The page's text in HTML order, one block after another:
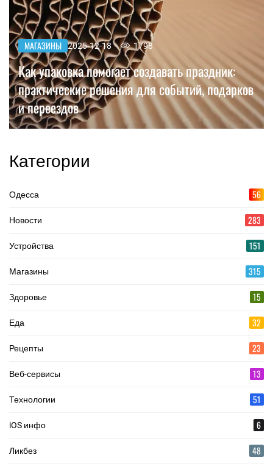
МАГАЗИНЫ 2025-12-18 1798
Как упаковка помогает создавать праздник:
практические решения для событий, подарков
и переездов
Категории
Одесса 56
Новости 283
Устройства 151
Магазины 315
Здоровье 15
Еда 32
Рецепты 23
Веб-сервисы 13
Технологии 51
iOS инфо 6
Ликбез 48